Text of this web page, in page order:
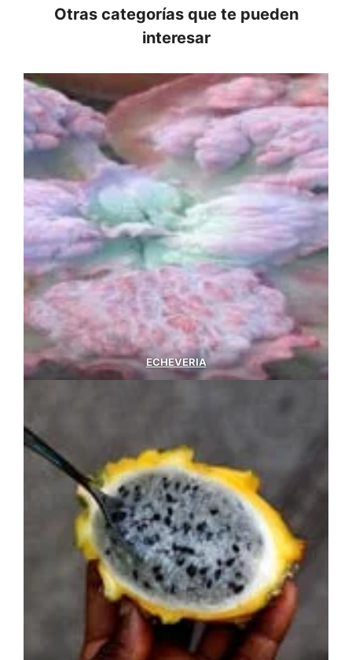
Otras categorías que te pueden
interesar
ECHEVERIA